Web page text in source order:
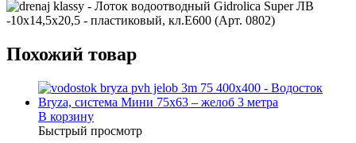
Похожий товар
В корзину
Быстрый просмотр